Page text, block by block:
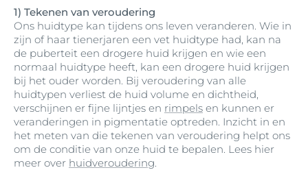
1) Tekenen van veroudering
Ons huidtype kan tijdens ons leven veranderen. Wie in
zijn of haar tienerjaren een vet huidtype had, kan na
de puberteit een drogere huid krijgen en wie een
normaal huidtype heeft, kan een drogere huid krijgen
bij het ouder worden. Bij veroudering van alle
huidtypen verliest de huid volume en dichtheid,
verschijnen er fijne lijntjes en rimpels en kunnen er
veranderingen in pigmentatie optreden. Inzicht in en
het meten van die tekenen van veroudering helpt ons
om de conditie van onze huid te bepalen. Lees hier
meer over huidveroudering.